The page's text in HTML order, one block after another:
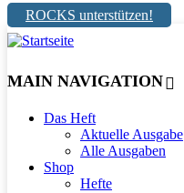
ROCKS unterstützen!
MAIN NAVIGATION
Das Heft
Aktuelle Ausgabe
Alle Ausgaben
Shop
Hefte